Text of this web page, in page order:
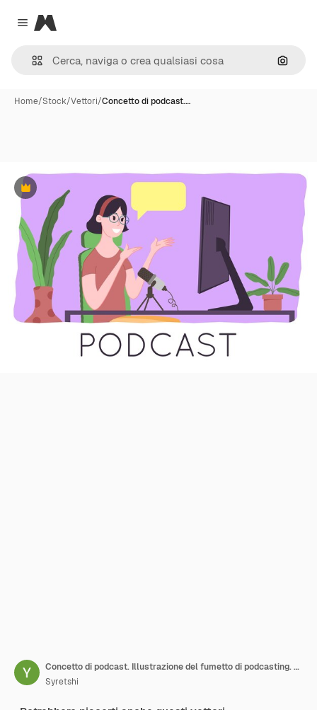
Close menu
Magnific
Cerca
Home/Stock/Vettori/Concetto di podcast.…
Premium
Concetto di podcast. Illustrazione del fumetto di podcasting. Podcaster che parla nel microfono e registra podcast audio o spettacolo online. Il presentatore radiofonico trasmette alla radio. Illustrazione piana di vettore.
Syretshi